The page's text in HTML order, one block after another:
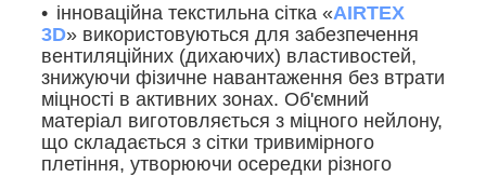
інноваційна текстильна сітка «AIRTEX
3D» використовуються для забезпечення
вентиляційних (дихаючих) властивостей,
знижуючи фізичне навантаження без втрати
міцності в активних зонах. Об'ємний
матеріал виготовляється з міцного нейлону,
що складається з сітки тривимірного
плетіння, утворюючи осередки різного